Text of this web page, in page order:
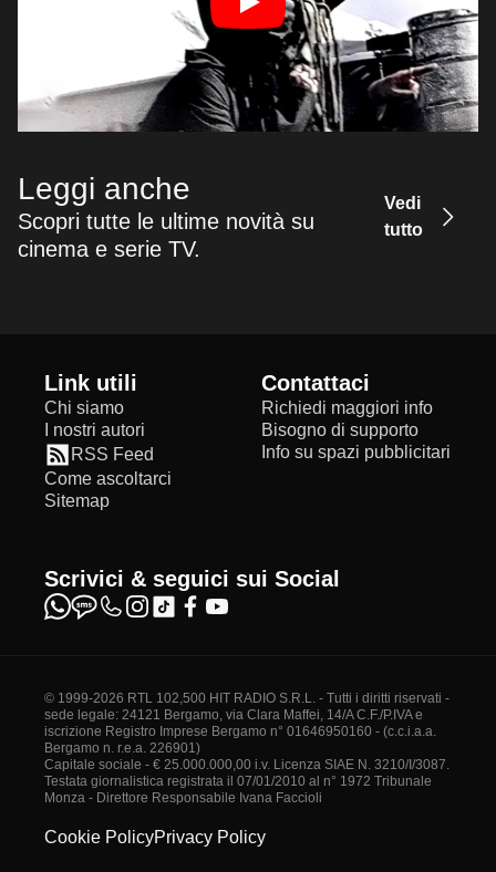
Leggi anche
Scopri tutte le ultime novità su
cinema e serie TV.
Vedi
tutto
Link utili
Chi siamo
I nostri autori
RSS Feed
Come ascoltarci
Sitemap
Contattaci
Richiedi maggiori info
Bisogno di supporto
Info su spazi pubblicitari
Scrivici & seguici sui Social
© 1999-2026 RTL 102,500 HIT RADIO S.R.L. - Tutti i diritti riservati -
sede legale: 24121 Bergamo, via Clara Maffei, 14/A C.F./P.IVA e
iscrizione Registro Imprese Bergamo n° 01646950160 - (c.c.i.a.a.
Bergamo n. r.e.a. 226901)
Capitale sociale - € 25.000.000,00 i.v. Licenza SIAE N. 3210/I/3087.
Testata giornalistica registrata il 07/01/2010 al n° 1972 Tribunale
Monza - Direttore Responsabile Ivana Faccioli
Cookie PolicyPrivacy Policy